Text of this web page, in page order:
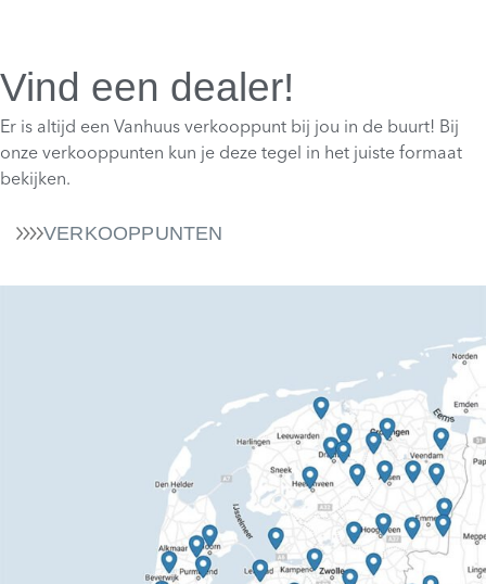
Vind een dealer!
Er is altijd een Vanhuus verkooppunt bij jou in de buurt! Bij
onze verkooppunten kun je deze tegel in het juiste formaat
bekijken.
VERKOOPPUNTEN